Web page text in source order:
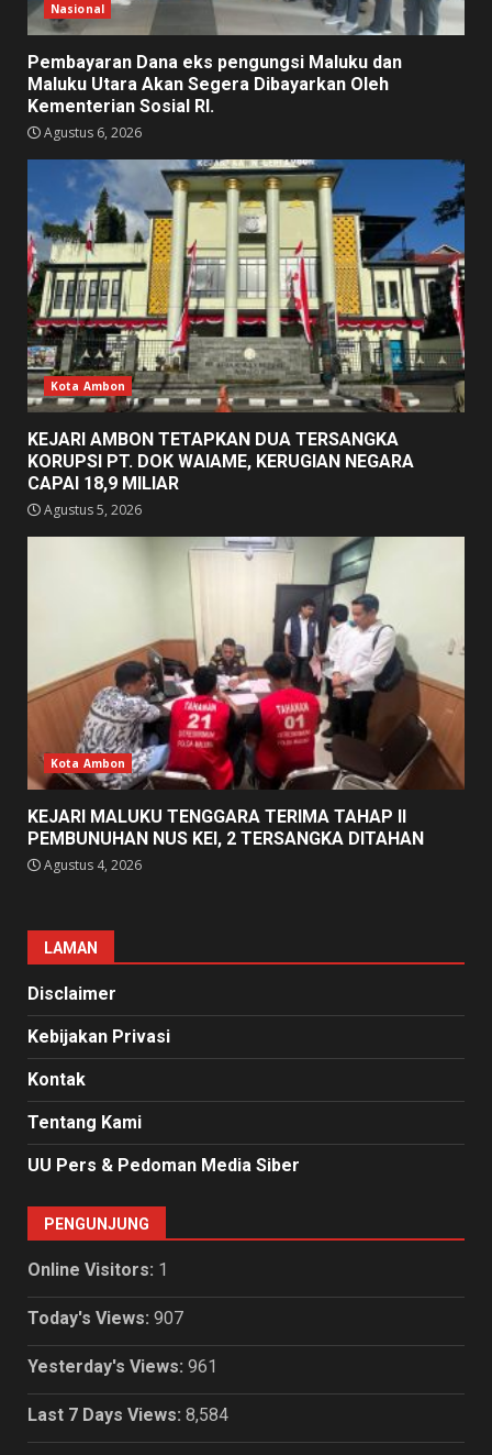
Nasional
Pembayaran Dana eks pengungsi Maluku dan
Maluku Utara Akan Segera Dibayarkan Oleh
Kementerian Sosial RI.
Agustus 6, 2026
Kota Ambon
KEJARI AMBON TETAPKAN DUA TERSANGKA
KORUPSI PT. DOK WAIAME, KERUGIAN NEGARA
CAPAI 18,9 MILIAR
Agustus 5, 2026
Kota Ambon
KEJARI MALUKU TENGGARA TERIMA TAHAP II
PEMBUNUHAN NUS KEI, 2 TERSANGKA DITAHAN
Agustus 4, 2026
LAMAN
Disclaimer
Kebijakan Privasi
Kontak
Tentang Kami
UU Pers & Pedoman Media Siber
PENGUNJUNG
Online Visitors: 1
Today's Views: 907
Yesterday's Views: 961
Last 7 Days Views: 8,584